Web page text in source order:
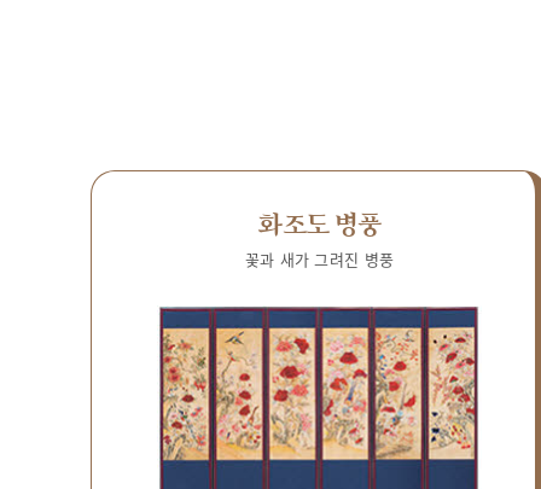
화조도 병풍
꽃과 새가 그려진 병풍